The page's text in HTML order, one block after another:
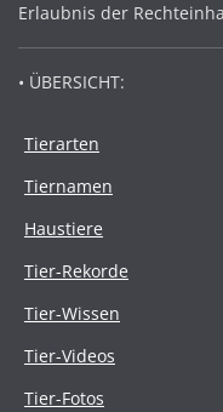
Erlaubnis der
• ÜBERSICHT:
Tierarten
Tiernamen
Haustiere
Tier-Rekorde
Tier-Wissen
Tier-Videos
Tier-Fotos